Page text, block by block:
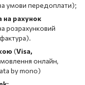
умови передоплати);
на рахунок
розрахунковий
(Visa,
онлайн,
by mono)